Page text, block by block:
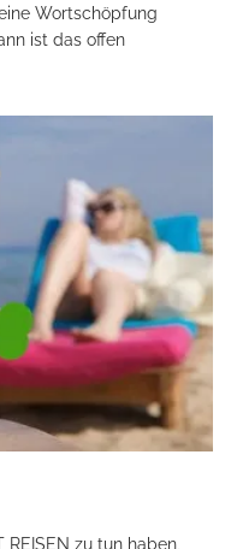
Wortschöpfung
ist das offen
zu tun haben,